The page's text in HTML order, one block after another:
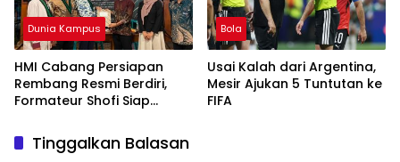
Dunia Kampus
HMI Cabang Persiapan
Rembang Resmi Berdiri,
Formateur Shofi Siap
Bola
Usai Kalah dari Argentina,
Mesir Ajukan 5 Tuntutan ke
FIFA
Tinggalkan Balasan